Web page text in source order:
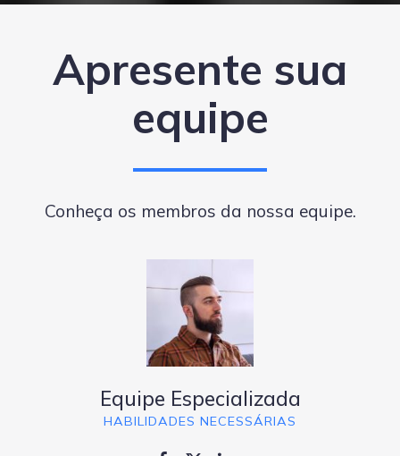
Apresente sua
equipe
Conheça os membros da nossa equipe.
Equipe Especializada
HABILIDADES NECESSÁRIAS